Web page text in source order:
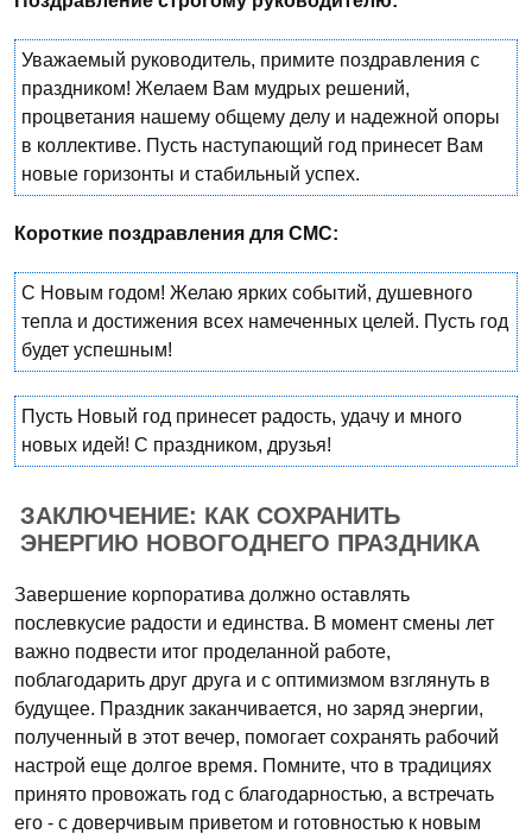
Уважаемый руководитель, примите поздравления с
праздником! Желаем Вам мудрых решений,
процветания нашему общему делу и надежной опоры
в коллективе. Пусть наступающий год принесет Вам
новые горизонты и стабильный успех.
Короткие поздравления для СМС:
С Новым годом! Желаю ярких событий, душевного
тепла и достижения всех намеченных целей. Пусть год
будет успешным!
Пусть Новый год принесет радость, удачу и много
новых идей! С праздником, друзья!
ЗАКЛЮЧЕНИЕ: КАК СОХРАНИТЬ
ЭНЕРГИЮ НОВОГОДНЕГО ПРАЗДНИКА
Завершение корпоратива должно оставлять
послевкусие радости и единства. В момент смены лет
важно подвести итог проделанной работе,
поблагодарить друг друга и с оптимизмом взглянуть в
будущее. Праздник заканчивается, но заряд энергии,
полученный в этот вечер, помогает сохранять рабочий
настрой еще долгое время. Помните, что в традициях
принято провожать год с благодарностью, а встречать
его - с доверчивым приветом и готовностью к новым